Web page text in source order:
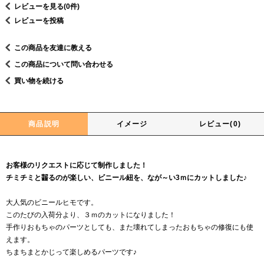
レビューを見る(0件)
レビューを投稿
この商品を友達に教える
この商品について問い合わせる
買い物を続ける
商品説明 イメージ レビュー(0)
お客様のリクエストに応じて制作しました！
チミチミと齧るのが楽しい、ビニール紐を、なが～い3ｍにカットしました♪
大人気のビニールヒモです。
このたびの入荷分より、３ｍのカットになりました！
手作りおもちゃのパーツとしても、また壊れてしまったおもちゃの修復にも使
えます。
ちまちまとかじって楽しめるパーツです♪